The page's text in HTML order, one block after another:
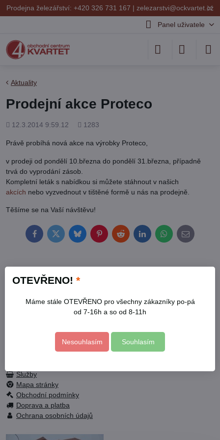
✕
Prodejna železářství: +420 326 731 167 | zelezarstvi@ockvartet.cz
Panel uživatele
Aktuality
Prodejní akce Proteco
Přidáno
12.3.2014 9:59.12
Počet
1283
Právě probíhá nová akce na výrobky Proteco,
v prodeji od pondělí 10.března do pondělí 31.března, případně
trvá do vyprodání zásob.
Kompletní leták s nabídkou si můžete stáhnout v našich
akcích nebo vyzvednout v tištěné formě u nás na prodejně.
Těšíme se na Vaší návštěvu!
FacebookTwitterBlueskyPinterestRedditLinkedInWhatsApp
E-
mail
Kontakty
Profil
Služby
Mapa stránky
Obchodní podmínky
Doprava a platba
Ochrana osobních údajů
OTEVŘENO! *
Máme stále OTEVŘENO pro všechny zákazníky po-pá
od 7-16h a so od 8-11h
Nesouhlasím Souhlasím